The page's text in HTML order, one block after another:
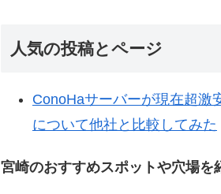
人気の投稿とページ
ConoHaサーバーが現在超激
について他社と比較してみた
宮崎のおすすめスポットや穴場を